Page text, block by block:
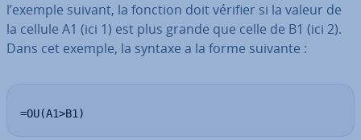
l’exemple suivant, la fonction doit vérifier si la valeur de
la cellule A1 (ici 1) est plus grande que celle de B1 (ici 2).
Dans cet exemple, la syntaxe a la forme suivante :
=OU(A1>B1)